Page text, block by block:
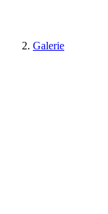
Galerie